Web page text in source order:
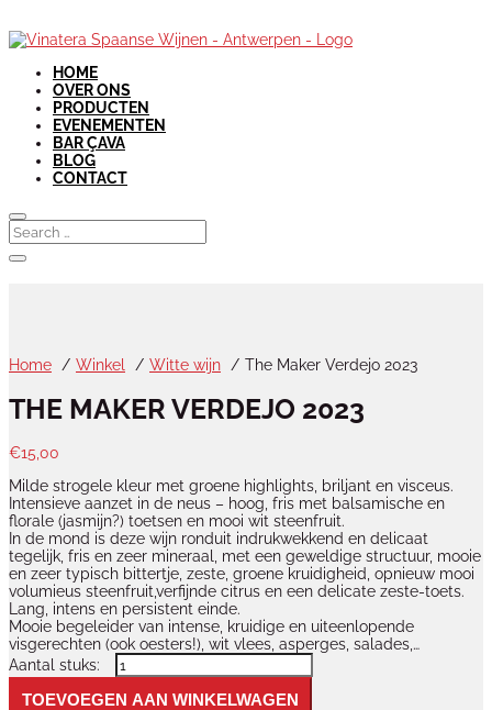
HOME
OVER ONS
PRODUCTEN
EVENEMENTEN
BAR ÇAVA
BLOG
CONTACT
Home Winkel Witte wijn The Maker Verdejo 2023
THE MAKER VERDEJO 2023
€15,00
Milde strogele kleur met groene highlights, briljant en visceus.
Intensieve aanzet in de neus – hoog, fris met balsamische en
florale (jasmijn?) toetsen en mooi wit steenfruit.
In de mond is deze wijn ronduit indrukwekkend en delicaat
tegelijk, fris en zeer mineraal, met een geweldige structuur, mooie
en zeer typisch bittertje, zeste, groene kruidigheid, opnieuw mooi
volumieus steenfruit,verfijnde citrus en een delicate zeste-toets.
Lang, intens en persistent einde.
Mooie begeleider van intense, kruidige en uiteenlopende
visgerechten (ook oesters!), wit vlees, asperges, salades,…
The
Maker
Verdejo
TOEVOEGEN AAN WINKELWAGEN